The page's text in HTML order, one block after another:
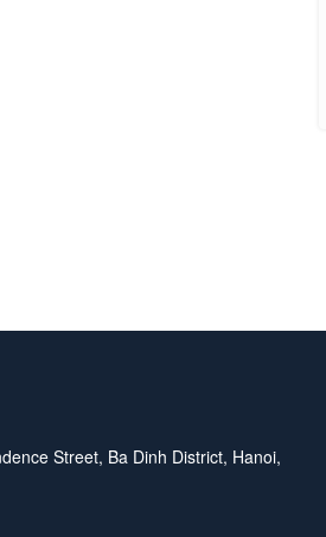
Street, Ba Dinh District, Hanoi,